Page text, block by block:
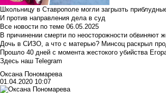
Школьницу в Ставрополе могли загрызть
И против направления дела в суд
Все новости по теме 06.05.2025
В причинении смерти по неосторожности обвиняют
Дочь в СИЗО, а что с матерью? Минсоц раскрыл
Прошло 40 дней с момента жестокого убийства
Здесь наш Telegram
Оксана Пономарева
01.04.2020 10:07